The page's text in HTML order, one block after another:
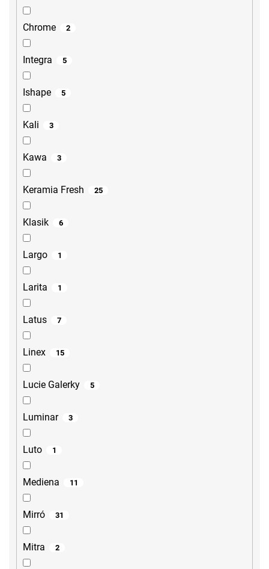
Chrome 2
Integra 5
Ishape 5
Kali 3
Kawa 3
Keramia Fresh 25
Klasik 6
Largo 1
Larita 1
Latus 7
Linex 15
Lucie Galerky 5
Luminar 3
Luto 1
Mediena 11
Mirró 31
Mitra 2